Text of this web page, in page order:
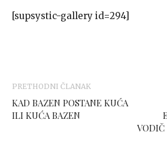
[supsystic-gallery id=294]
PRETHODNI ČLANAK
KAD BAZEN POSTANE KUĆA
ILI KUĆA BAZEN
VODIČ